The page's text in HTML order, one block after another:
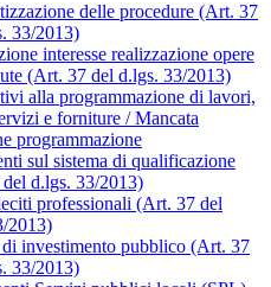
delle procedure (Art. 37
33/2013)
interesse realizzazione opere
(Art. 37 del d.lgs. 33/2013)
alla programmazione di lavori,
e forniture / Mancata
programmazione
sul sistema di qualificazione
d.lgs. 33/2013)
professionali (Art. 37 del
2013)
investimento pubblico (Art. 37
33/2013)